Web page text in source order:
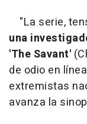
"La serie,
una
'The Savant'
de odio en
extremistas
avanza la